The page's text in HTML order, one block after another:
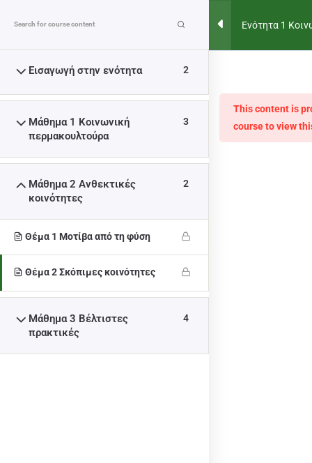
MENU
ΕΝΌΤΗΤΑ 1 ΚΟΙΝΩΝΙΚΉ
ΠΕΡΜΑΚΟΥΛΤΟΎΡΑ ΚΑΙ
ΑΝΘΕΚΤΙΚΈΣ ΚΟΙΝΌΤΗΤΕΣ
> COURSES > ΕΝΌΤΗΤΑ 1 ΚΟΙΝΩΝΙΚΉ ΠΕΡΜΑΚΟΥΛΤΟΎΡΑ
Ενότητα 1
Εισαγωγή στην ενότητα 2
Μάθημα 1 Κοινωνική
περμακουλτούρα
3
Μάθημα 2 Ανθεκτικές
κοινότητες
2
Θέμα 1 Μοτίβα από τη φύση
Θέμα 2 Σκόπιμες κοινότητες
Μάθημα 3 Βέλτιστες
πρακτικές
4
This content is
course to view
Η υποστήριξη της Ευρωπαϊκής Επιτροπής για την
του περιεχομένου, το οποίο αντικατοπτρίζει μόνο τις
απόψεις των συγγραφέων και η Επιτροπή δεν μπορεί να
θεωρηθεί υπεύθυνη για οποιαδήποτε χρήση των
πληροφοριών που περιέχονται σε αυτήν.